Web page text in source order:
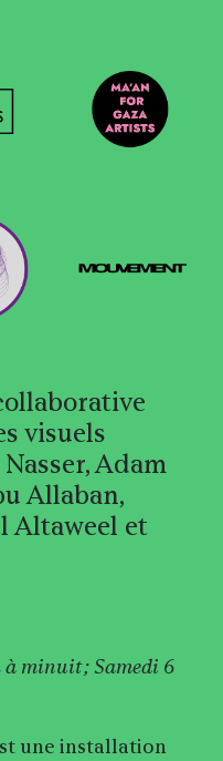
visuels
Adam
Allaban,
Altaweel et
à minuit ; Samedi 6
une installation